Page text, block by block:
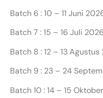
Batch 6 : 10 – 11 Juni
Batch 7 : 15 – 16 Juli 2026
Batch 8 : 12 – 13 Agustus
Batch 9 : 23 – 24
Batch 10 : 14 – 15